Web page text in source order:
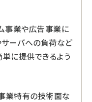
事業や広告事業に
サーバへの負荷など
に提供できるよう
業特有の技術面な